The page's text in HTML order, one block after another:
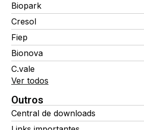
Biopark
Cresol
Fiep
Bionova
C.vale
Ver todos
Outros
Central de downloads